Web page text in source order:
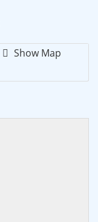
Show Map